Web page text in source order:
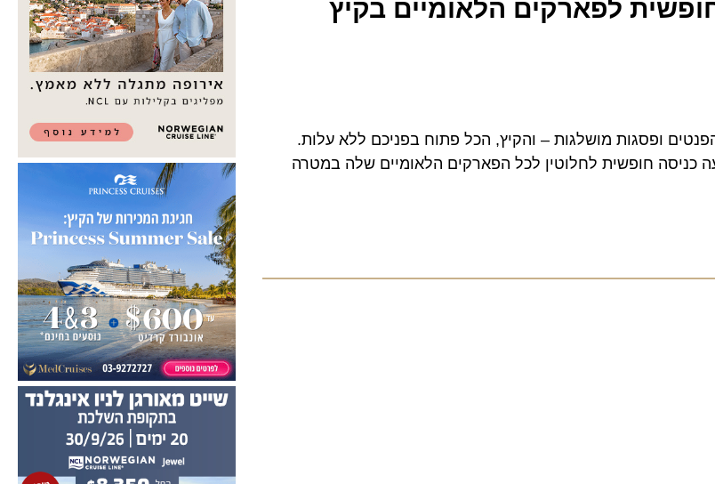
לפארקים הלאומיים בקיץ
ופסגות מושלגות – והקיץ, הכל פתוח בפניכם ללא עלות.
חופשית לחלוטין לכל הפארקים הלאומיים שלה במטרה